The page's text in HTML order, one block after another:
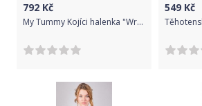
792 Kč
My Tummy Kojíci halenka "Wrap" Barva: Royal modrá, Velikost: XL
549 Kč